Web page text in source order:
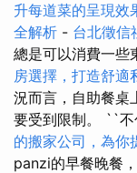
升每道菜的呈現效
全解析 - 台北徵信
總是可以消費一些
房選擇，打造舒適
況而言，自助餐桌
要受到限制。 ``
的搬家公司，為你
panzi的早餐晚餐